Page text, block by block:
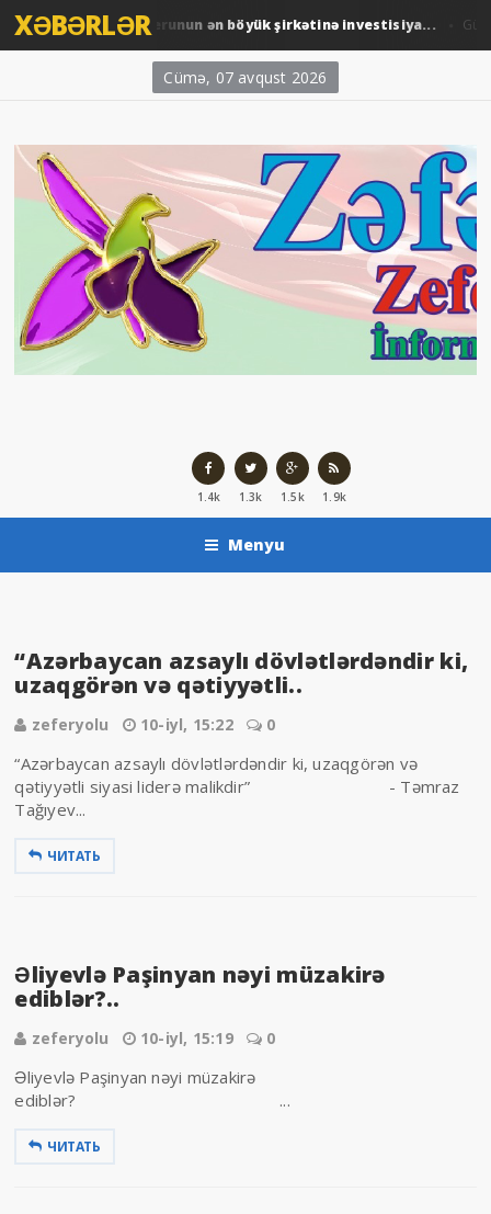
XƏBƏRLƏR
ARDNF-dən Perunun ən böyük şirkətinə investisiya...
Cümə, 07 avqust 2026
1.4k 1.3k 1.5k 1.9k
Menyu
“Azərbaycan azsaylı dövlətlərdəndir ki,
uzaqgörən və qətiyyətli..
zeferyolu 10-iyl, 15:22 0
“Azərbaycan azsaylı dövlətlərdəndir ki, uzaqgörən və
qətiyyətli siyasi liderə malikdir” - Təmraz
Tağıyev...
ЧИТАТЬ
Əliyevlə Paşinyan nəyi müzakirə
ediblər?..
zeferyolu 10-iyl, 15:19 0
Əliyevlə Paşinyan nəyi müzakirə
ediblər? ...
ЧИТАТЬ